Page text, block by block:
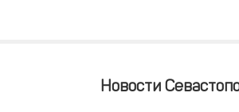
Новости